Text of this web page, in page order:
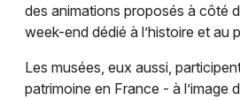
des animations proposés à côté
week-end dédié à l’histoire et au
Les musées, eux aussi,
patrimoine en France - à l’image